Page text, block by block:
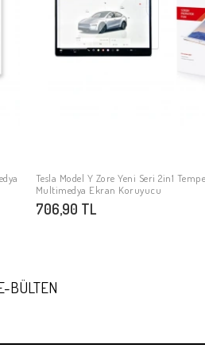
SEPETE EKLE
Tesla Model Y Zore Yeni Seri 2in1
Multimedya Ekran Koruyucu
706,90 TL
BÜLTEN